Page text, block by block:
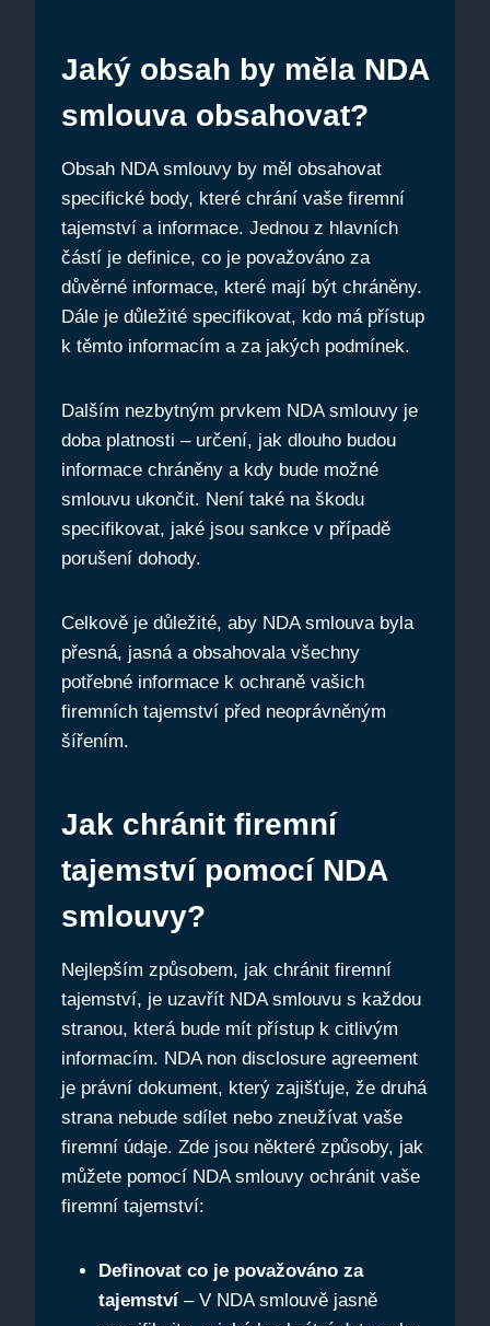
Jaký obsah by měla NDA
smlouva obsahovat?
Obsah NDA smlouvy by měl obsahovat
specifické body, které chrání vaše firemní
tajemství a informace. Jednou z hlavních
částí je definice, co je považováno za
důvěrné informace, které mají být chráněny.
Dále je důležité specifikovat, kdo má přístup
k těmto informacím a za jakých podmínek.
Dalším nezbytným prvkem NDA smlouvy je
doba platnosti – určení, jak dlouho budou
informace chráněny a kdy bude možné
smlouvu ukončit. Není také na škodu
specifikovat, jaké jsou sankce v případě
porušení dohody.
Celkově je důležité, aby NDA smlouva byla
přesná, jasná a obsahovala všechny
potřebné informace k ochraně vašich
firemních tajemství před neoprávněným
šířením.
Jak chránit firemní
tajemství pomocí NDA
smlouvy?
Nejlepším způsobem, jak chránit firemní
tajemství, je uzavřít NDA smlouvu s každou
stranou, která bude mít přístup k citlivým
informacím. NDA non disclosure agreement
je právní dokument, který zajišťuje, že druhá
strana nebude sdílet nebo zneužívat vaše
firemní údaje. Zde jsou některé způsoby, jak
můžete pomocí NDA smlouvy ochránit vaše
firemní tajemství:
Definovat co je považováno za
tajemství – V NDA smlouvě jasně